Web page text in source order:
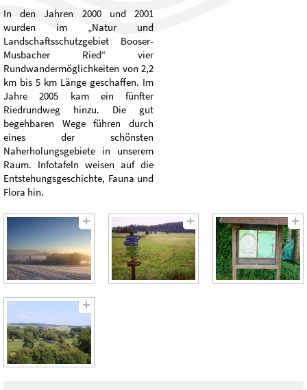
In den Jahren 2000 und 2001
wurden im „Natur und
Landschaftsschutzgebiet Booser-
Musbacher Ried“ vier
Rundwandermöglichkeiten von 2,2
km bis 5 km Länge geschaffen. Im
Jahre 2005 kam ein fünfter
Riedrundweg hinzu. Die gut
begehbaren Wege führen durch
eines der schönsten
Naherholungsgebiete in unserem
Raum. Infotafeln weisen auf die
Entstehungsgeschichte, Fauna und
Flora hin.